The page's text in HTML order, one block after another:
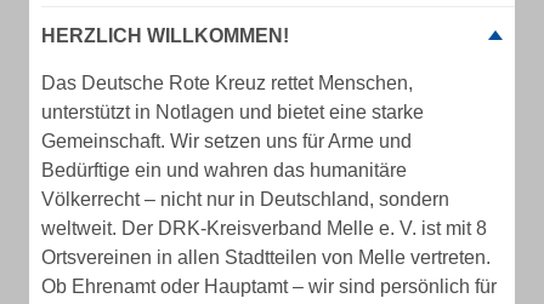
HERZLICH WILLKOMMEN!
Das Deutsche Rote Kreuz rettet Menschen,
unterstützt in Notlagen und bietet eine starke
Gemeinschaft. Wir setzen uns für Arme und
Bedürftige ein und wahren das humanitäre
Völkerrecht – nicht nur in Deutschland, sondern
weltweit. Der DRK-Kreisverband Melle e. V. ist mit 8
Ortsvereinen in allen Stadtteilen von Melle vertreten.
Ob Ehrenamt oder Hauptamt – wir sind persönlich für